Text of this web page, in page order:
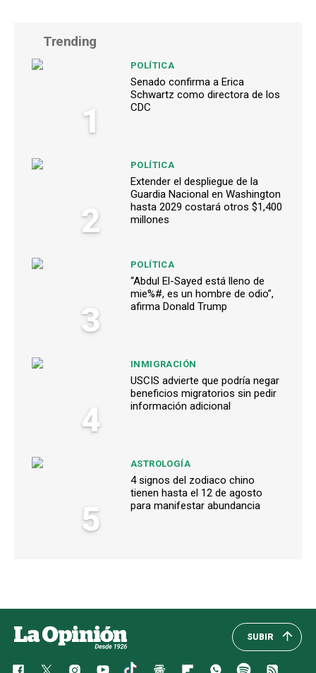
Trending
1
POLÍTICA
Senado confirma a Erica
Schwartz como directora de los
CDC
2
POLÍTICA
Extender el despliegue de la
Guardia Nacional en Washington
hasta 2029 costará otros $1,400
millones
3
POLÍTICA
“Abdul El-Sayed está lleno de
mie%#, es un hombre de odio”,
afirma Donald Trump
4
INMIGRACIÓN
USCIS advierte que podría negar
beneficios migratorios sin pedir
información adicional
5
ASTROLOGÍA
4 signos del zodiaco chino
tienen hasta el 12 de agosto
para manifestar abundancia
SUBIR